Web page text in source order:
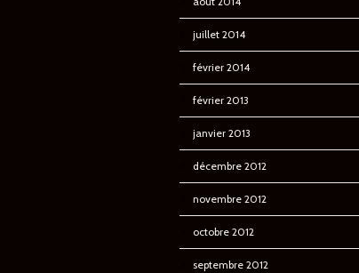
juillet 2014
février 2014
février 2013
janvier 2013
décembre 2012
novembre 2012
octobre 2012
septembre 2012